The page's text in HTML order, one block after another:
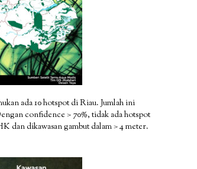
ada 10 hotspot di Riau. Jumlah ini
confidence > 70%, tidak ada hotspot
dan dikawasan gambut dalam > 4 meter.